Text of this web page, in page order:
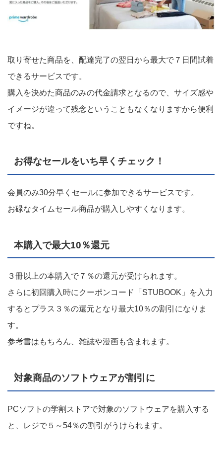
取り寄せた商品を、配達完了の翌日から最大で７日間試着
できるサービスです。
購入を決めた商品のみの代金請求となるので、サイズ感や
イメージが違って残念ということもなくなりますから便利
ですね。
お得なセールをいち早くチェック！
会員のみ30分早くセールに参加できるサービスです。
お碌なタイムセール商品が購入しやすくなります。
本購入で最大10％還元
３冊以上の本購入で７％の還元が受けられます。
さらに初回購入時にクーポンコード「STUBOOK」を入力
するとプラス３％の還元となり最大10％の割引になりま
す。
参考書はもちろん、雑誌や漫画も含まれます。
対象商品のソフトウェアが割引に
PCソフトの学割ストアで対象のソフトウェアを購入する
と、レジで５～54％の割引がうけられます。